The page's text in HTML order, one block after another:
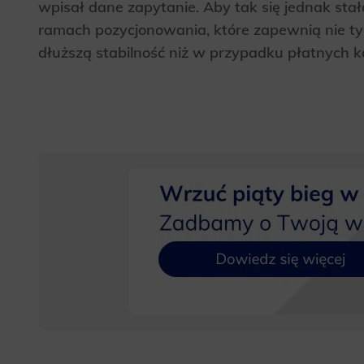
Scripts
wpisał dane zapytanie. Aby tak się jednak
ramach pozycjonowania, które zapewnią nie
dłuższą stabilność niż w przypadku płatnych